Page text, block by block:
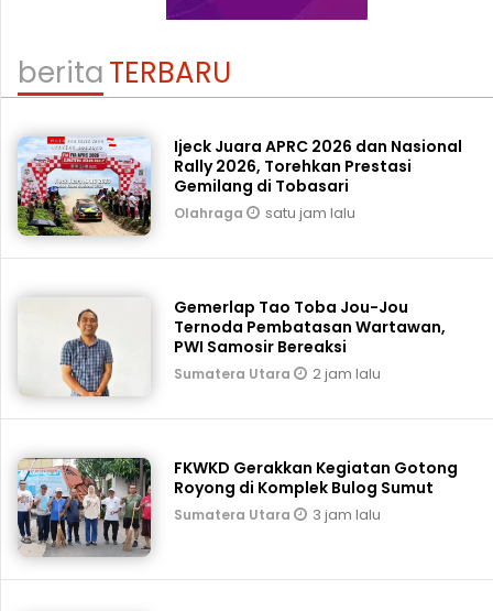
beritaTERBARU
Ijeck Juara APRC 2026 dan Nasional
Rally 2026, Torehkan Prestasi
Gemilang di Tobasari
Olahraga satu jam lalu
Gemerlap Tao Toba Jou-Jou
Ternoda Pembatasan Wartawan,
PWI Samosir Bereaksi
Sumatera Utara 2 jam lalu
FKWKD Gerakkan Kegiatan Gotong
Royong di Komplek Bulog Sumut
Sumatera Utara 3 jam lalu